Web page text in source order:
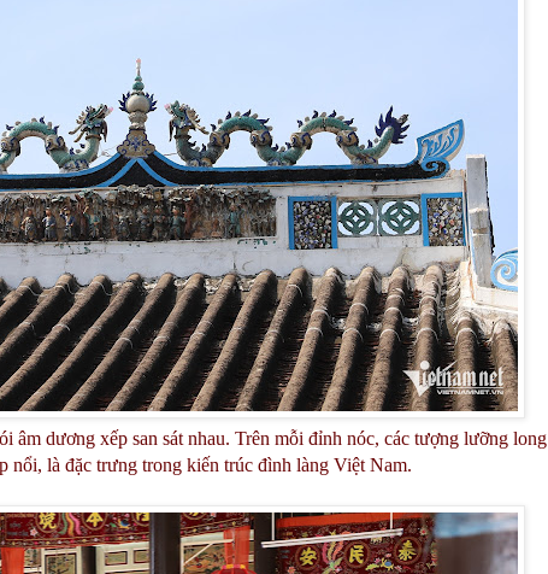
dương xếp san sát nhau. Trên mỗi đỉnh nóc, các tượng lưỡng long
nổi, là đặc trưng trong kiến trúc đình làng Việt Nam.